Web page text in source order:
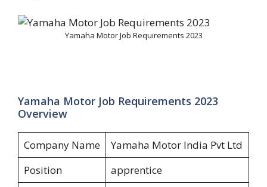
Yamaha Motor Job Requirements 2023
Yamaha Motor Job Requirements 2023
Overview
Company Name
Yamaha Motor India Pvt Ltd
Position
apprentice